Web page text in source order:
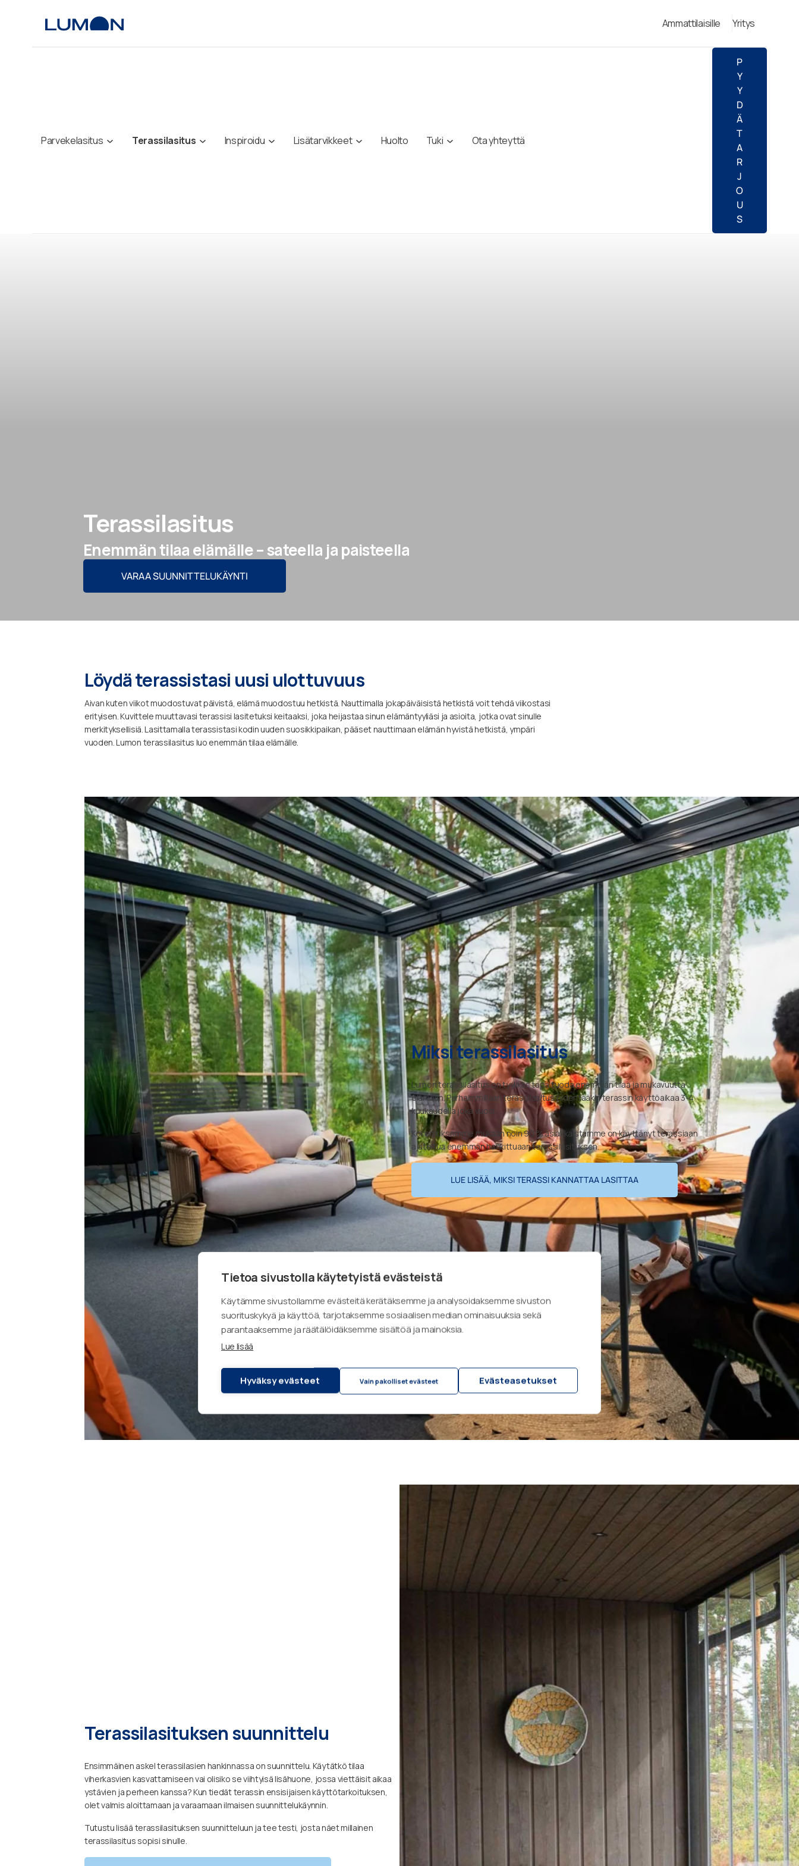
Tietoa sivustolla käytetyistä evästeistä
Käytämme sivustollamme evästeitä kerätäksemme ja analysoidaksemme sivuston
suorituskykyä ja käyttöä, tarjotaksemme sosiaalisen median ominaisuuksia sekä
parantaaksemme ja räätälöidäksemme sisältöä ja mainoksia.
Lue lisää
Hyväksy evästeet Vain pakolliset evästeet Evästeasetukset
Ammattilaisille Yritys
Parvekelasitus Terassilasitus Inspiroidu Lisätarvikkeet Huolto Tuki Ota yhteyttä
P
Y
Y
D
Ä
T
A
R
J
O
U
S
Terassilasitus
Enemmän tilaa elämälle – sateella ja paisteella
VARAA SUUNNITTELUKÄYNTI
Löydä terassistasi uusi ulottuvuus
Aivan kuten viikot muodostuvat päivistä, elämä muodostuu hetkistä. Nauttimalla jokapäiväisistä hetkistä voit tehdä viikostasi
erityisen. Kuvittele muuttavasi terassisi lasitetuksi keitaaksi, joka heijastaa sinun elämäntyyliäsi ja asioita, jotka ovat sinulle
merkityksellisiä. Lasittamalla terassistasi kodin uuden suosikkipaikan, pääset nauttimaan elämän hyvistä hetkistä, ympäri
vuoden. Lumon terassilasitus luo enemmän tilaa elämälle.
Miksi terassilasitus
Lumon terassilasitus on tyylikäs tapa tuoda enemmän tilaa ja mukavuutta
elämään. Parhaimmillaan terassilasitus pidentääkin terassin käyttöaikaa 3-4
kuukaudella joka vuosi.
Kokemuksemme mukaan noin 90 % asiakkaistamme on käyttänyt terassiaan
ajateltua enemmän hankittuaan terassilasituksen.
LUE LISÄÄ, MIKSI TERASSI KANNATTAA LASITTAA
Terassilasituksen suunnittelu
Ensimmäinen askel terassilasien hankinnassa on suunnittelu. Käytätkö tilaa
viherkasvien kasvattamiseen vai olisiko se viihtyisä lisähuone, jossa viettäisit aikaa
ystävien ja perheen kanssa? Kun tiedät terassin ensisijaisen käyttötarkoituksen,
olet valmis aloittamaan ja varaamaan ilmaisen suunnittelukäynnin.
Tutustu lisää terassilasituksen suunnitteluun ja tee testi, josta näet millainen
terassilasitus sopisi sinulle.